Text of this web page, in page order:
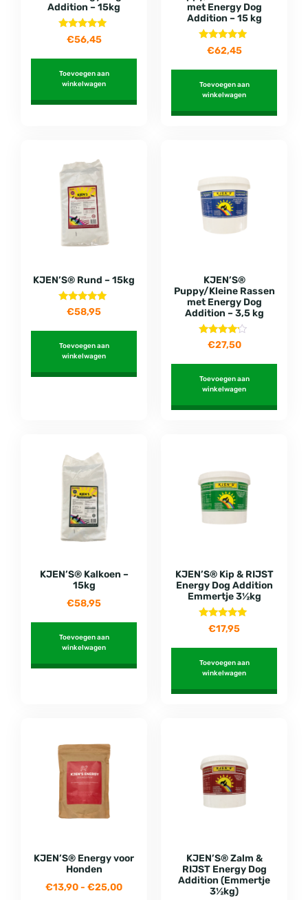
Addition – 15kg
Gewaardeerd
4.75
€56,45
Toevoegen aan
winkelwagen
met Energy Dog
Addition – 15 kg
Gewaardeerd
5.00
€62,45
Toevoegen aan
winkelwagen
KJEN’S® Rund – 15kg
Gewaardeerd
5.00
€58,95
Toevoegen aan
winkelwagen
KJEN’S®
Puppy/Kleine Rassen
met Energy Dog
Addition – 3,5 kg
Gewaardeerd
4.00
€27,50
Toevoegen aan
winkelwagen
KJEN’S® Kalkoen –
15kg
€58,95
Toevoegen aan
winkelwagen
KJEN’S® Kip & RIJST
Energy Dog Addition
Emmertje 3½kg
Gewaardeerd
5.00
€17,95
Toevoegen aan
winkelwagen
KJEN’S® Energy voor
Honden
€13,90- €25,00
KJEN’S® Zalm &
RIJST Energy Dog
Addition (Emmertje
3½kg)